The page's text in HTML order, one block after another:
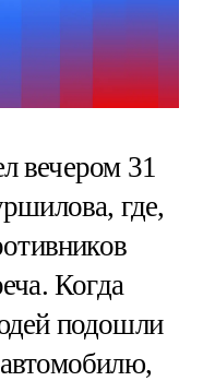
вечером 31
где,
Когда
подошли